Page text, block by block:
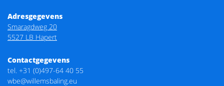
Adresgegevens
Smaragdweg 20
5527 LB Hapert
Contactgegevens
tel. +31 (0)497-64 40 55
wbe@willemsbaling.eu